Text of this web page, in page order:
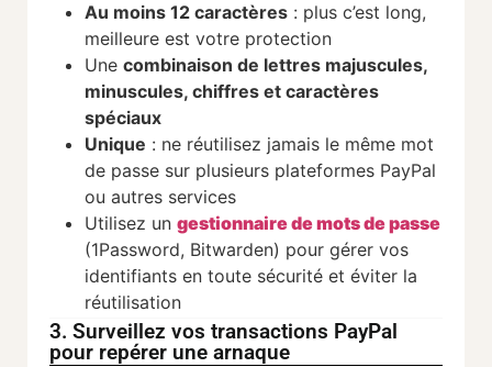
Au moins 12 caractères : plus c’est long,
meilleure est votre protection
Une combinaison de lettres majuscules,
minuscules, chiffres et caractères
spéciaux
Unique : ne réutilisez jamais le même mot
de passe sur plusieurs plateformes PayPal
ou autres services
Utilisez un gestionnaire de mots de passe
(1Password, Bitwarden) pour gérer vos
identifiants en toute sécurité et éviter la
réutilisation
3. Surveillez vos transactions PayPal
pour repérer une arnaque